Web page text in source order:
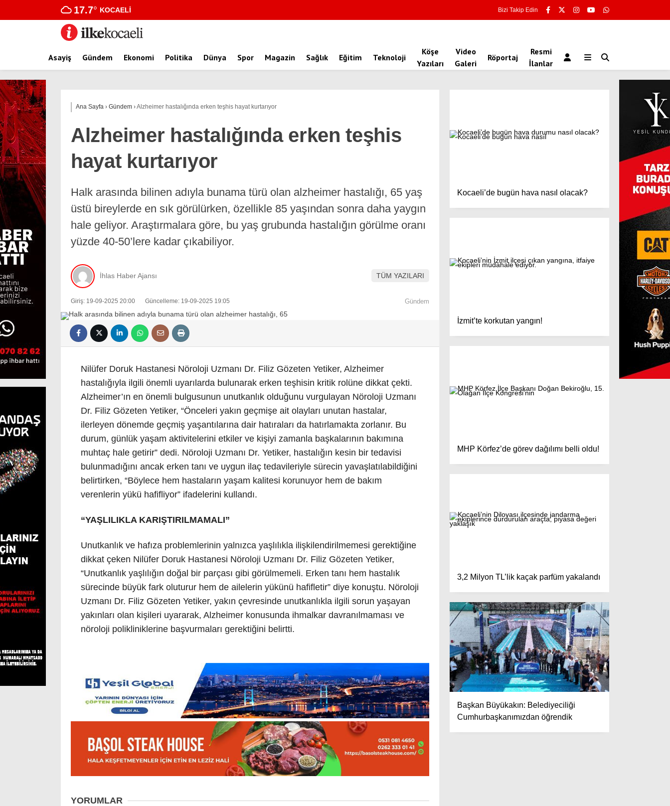
17.7° KOCAELI Bizi Takip Edin
Asayiş Gündem Ekonomi Politika Dünya Spor Magazin Sağlık Eğitim Teknoloji
Köşe
Yazıları
Video
Galeri
Röportaj
Resmi
İlanlar
Ana Sayfa › Gündem ›Alzheimer hastalığında erken teşhis hayat kurtarıyor
Alzheimer hastalığında erken teşhis
hayat kurtarıyor
Halk arasında bilinen adıyla bunama türü olan alzheimer hastalığı, 65 yaş
üstü bireylerde en sık görülürken, özellikle 85 yaşından sonra daha yaygın
hale geliyor. Araştırmalara göre, bu yaş grubunda hastalığın görülme oranı
yüzde 40-50’lere kadar çıkabiliyor.
İhlas Haber Ajansı TÜM YAZILARI
Giriş: 19-09-2025 20:00 Güncelleme: 19-09-2025 19:05 Gündem
Nilüfer Doruk Hastanesi Nöroloji Uzmanı Dr. Filiz Gözeten Yetiker, Alzheimer
hastalığıyla ilgili önemli uyarılarda bulunarak erken teşhisin kritik rolüne dikkat çekti.
Alzheimer’ın en önemli bulgusunun unutkanlık olduğunu vurgulayan Nöroloji Uzmanı
Dr. Filiz Gözeten Yetiker, “Önceleri yakın geçmişe ait olayları unutan hastalar,
ilerleyen dönemde geçmiş yaşantılarına dair hatıraları da hatırlamakta zorlanır. Bu
durum, günlük yaşam aktivitelerini etkiler ve kişiyi zamanla başkalarının bakımına
muhtaç hale getirir” dedi. Nöroloji Uzmanı Dr. Yetiker, hastalığın kesin bir tedavisi
bulunmadığını ancak erken tanı ve uygun ilaç tedavileriyle sürecin yavaşlatılabildiğini
belirtirken, “Böylece hem hastaların yaşam kalitesi korunuyor hem de bakım
verenlerin yükü hafifliyor” ifadelerini kullandı.
“YAŞLILIKLA KARIŞTIRILMAMALI”
Unutkanlık ve hafıza problemlerinin yalnızca yaşlılıkla ilişkilendirilmemesi gerektiğine
dikkat çeken Nilüfer Doruk Hastanesi Nöroloji Uzmanı Dr. Filiz Gözeten Yetiker,
“Unutkanlık yaşlılığın doğal bir parçası gibi görülmemeli. Erken tanı hem hastalık
sürecinde büyük fark oluturur hem de ailelerin yükünü hafifletir” diye konuştu. Nöroloji
Uzmanı Dr. Filiz Gözeten Yetiker, yakın çevresinde unutkanlıkla ilgili sorun yaşayan
yakınları olan kişileri uyararak, Alzheimer konusunda ihmalkar davranılmaması ve
nöroloji polikliniklerine başvurmaları gerektiğini belirtti.
YORUMLAR
Kocaeli’de bugün hava nasıl olacak?
İzmit’te korkutan yangın!
MHP Körfez’de görev dağılımı belli oldu!
3,2 Milyon TL’lik kaçak parfüm yakalandı
Başkan Büyükakın: Belediyeciliği
Cumhurbaşkanımızdan öğrendik